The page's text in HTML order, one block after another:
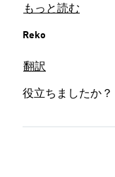
もっと読む
Reko
翻訳
役立ちましたか？